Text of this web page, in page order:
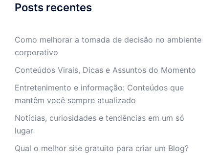
Posts recentes
Como melhorar a tomada de decisão no ambiente
corporativo
Conteúdos Virais, Dicas e Assuntos do Momento
Entretenimento e informação: Conteúdos que
mantêm você sempre atualizado
Notícias, curiosidades e tendências em um só
lugar
Qual o melhor site gratuito para criar um Blog?